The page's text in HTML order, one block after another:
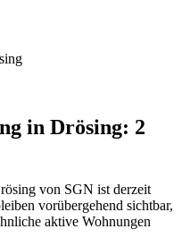
in Drösing: 2
von SGN ist derzeit
vorübergehend sichtbar,
aktive Wohnungen